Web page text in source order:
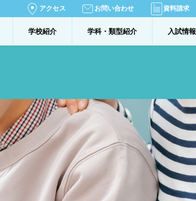
アクセス お問い合わせ 資料請求
学校紹介 学科・類型紹介 入試情報